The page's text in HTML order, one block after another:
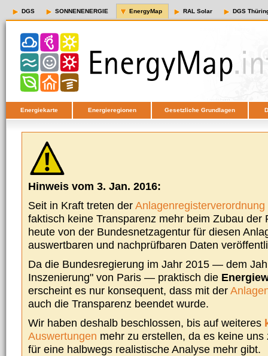
DGS SONNENENERGIE EnergyMap RAL Solar DGS
Energiekarte Energieregionen Gesetzliche Grundlagen
Hinweis vom 3. Jan. 2016:
Seit in Kraft treten derAnlagenregisterverordnung
faktisch keine Transparenz mehr beim Zubau der
heute von der Bundesnetzagentur für diesen
auswertbaren und nachprüfbaren Daten
Da die Bundesregierung im Jahr 2015 — dem
Inszenierung" von Paris — praktisch die
erscheint es nur konsequent, dass mit der
auch die Transparenz beendet wurde.
Wir haben deshalb beschlossen, bis auf weiteres
Auswertungen mehr zu erstellen, da es keine
für eine halbwegs realistische Analyse mehr gibt.